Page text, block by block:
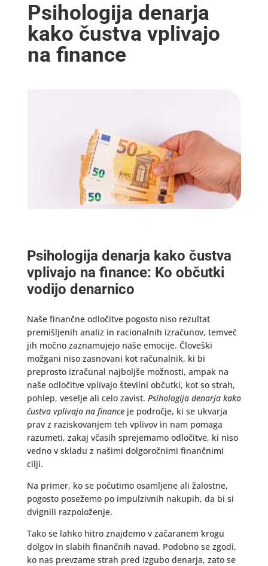
Psihologija denarja
kako čustva vplivajo
na finance
Psihologija denarja kako čustva
vplivajo na finance: Ko občutki
vodijo denarnico
Naše finančne odločitve pogosto niso rezultat
premišljenih analiz in racionalnih izračunov, temveč
jih močno zaznamujejo naše emocije. Človeški
možgani niso zasnovani kot računalnik, ki bi
preprosto izračunal najboljše možnosti, ampak na
naše odločitve vplivajo številni občutki, kot so strah,
pohlep, veselje ali celo zavist. Psihologija denarja kako
čustva vplivajo na financeje področje, ki se ukvarja
prav z raziskovanjem teh vplivov in nam pomaga
razumeti, zakaj včasih sprejemamo odločitve, ki niso
vedno v skladu z našimi dolgoročnimi finančnimi
cilji.
Na primer, ko se počutimo osamljene ali žalostne,
pogosto posežemo po impulzivnih nakupih, da bi si
dvignili razpoloženje.
Tako se lahko hitro znajdemo v začaranem krogu
dolgov in slabih finančnih navad. Podobno se zgodi,
ko nas prevzame strah pred izgubo denarja, zato se